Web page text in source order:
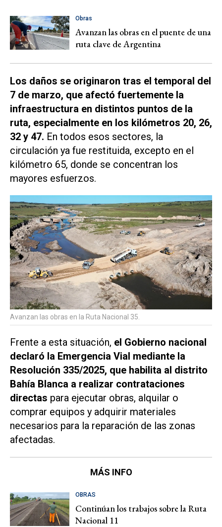
Obras
Avanzan las obras en el puente de una
ruta clave de Argentina
Los daños se originaron tras el temporal del
7 de marzo, que afectó fuertemente la
infraestructura en distintos puntos de la
ruta, especialmente en los kilómetros 20, 26,
32 y 47. En todos esos sectores, la
circulación ya fue restituida, excepto en el
kilómetro 65, donde se concentran los
mayores esfuerzos.
Avanzan las obras en la Ruta Nacional 35.
Frente a esta situación, el Gobierno nacional
declaró la Emergencia Vial mediante la
Resolución 335/2025, que habilita al distrito
Bahía Blanca a realizar contrataciones
directas para ejecutar obras, alquilar o
comprar equipos y adquirir materiales
necesarios para la reparación de las zonas
afectadas.
MÁS INFO
OBRAS
Continúan los trabajos sobre la Ruta
Nacional 11